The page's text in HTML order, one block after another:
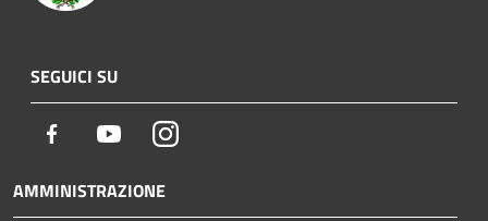
SEGUICI SU
Facebook YoutubeInstagram
AMMINISTRAZIONE